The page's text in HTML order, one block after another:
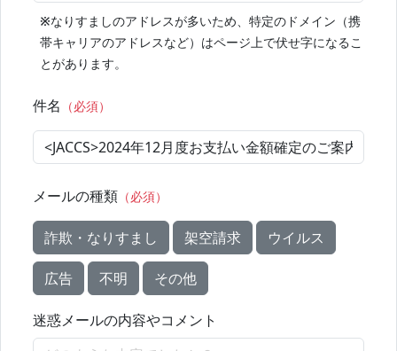
※なりすましのアドレスが多いため、特定のドメイン（携
帯キャリアのアドレスなど）はページ上で伏せ字になるこ
とがあります。
件名 （必須）
メールの種類 （必須）
詐欺・なりすまし 架空請求 ウイルス
広告 不明 その他
迷惑メールの内容やコメント